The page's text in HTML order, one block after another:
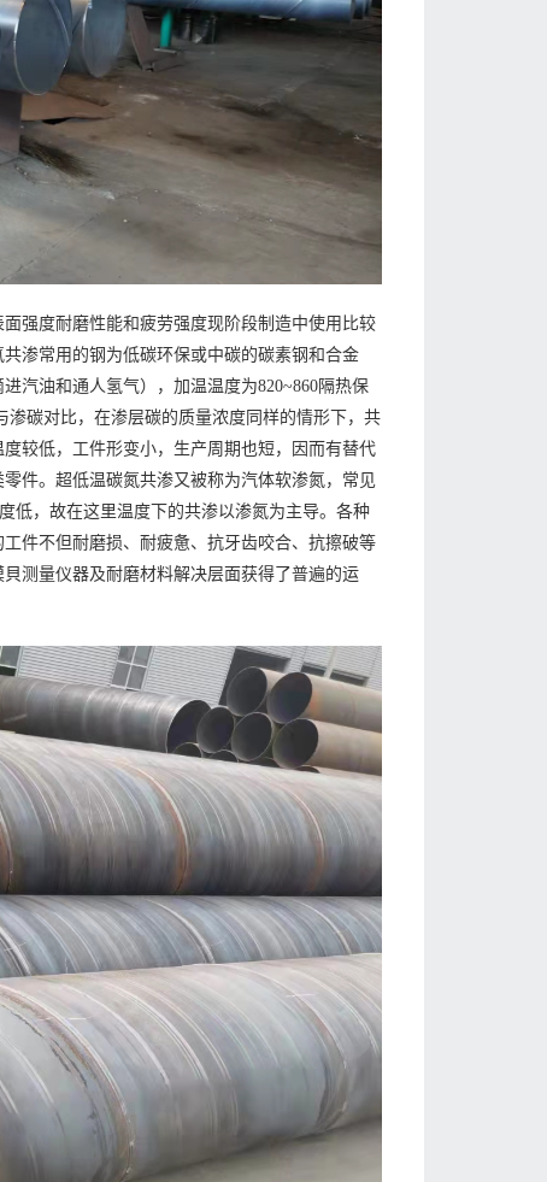
强度耐磨性能和疲劳强度现阶段制造中使用比较
渗常用的钢为低碳环保或中碳的碳素钢和合金
汽油和通人氢气），加温温度为820~860隔热保
碳对比，在渗层碳的质量浓度同样的情形下，共
较低，工件形变小，生产周期也短，因而有替代
件。超低温碳氮共渗又被称为汽体软渗氮，常见
低，故在这里温度下的共渗以渗氮为主导。各种
件不但耐磨损、耐疲惫、抗牙齿咬合、抗擦破等
测量仪器及耐磨材料解决层面获得了普遍的运